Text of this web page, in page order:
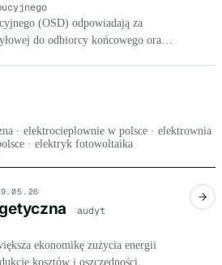
(OSD) odpowiadają za
do odbiorcy końcowego oraz
· elektrocieplownie w polsce · elektrownia
· elektryk fotowoltaika
audyt
ekonomikę zużycia energii
kosztów i oszczędności.